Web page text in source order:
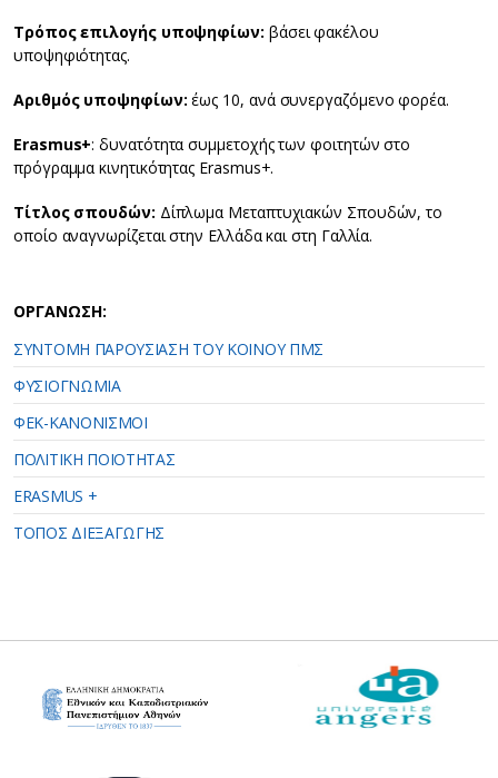
Τρόπος επιλογής υποψηφίων: βάσει φακέλου
υποψηφιότητας.
Αριθμός υποψηφίων: έως 10, ανά συνεργαζόμενο φορέα.
Εrasmus+: δυνατότητα συμμετοχής των φοιτητών στο
πρόγραμμα κινητικότητας Erasmus+.
Τίτλος σπουδών: Δίπλωμα Μεταπτυχιακών Σπουδών, το
οποίο αναγνωρίζεται στην Ελλάδα και στη Γαλλία.
ΟΡΓΑΝΩΣΗ:
ΣΥΝΤΟΜΗ ΠΑΡΟΥΣΙΑΣΗ ΤΟΥ ΚΟΙΝΟΥ ΠΜΣ
ΦΥΣΙΟΓΝΩΜΙΑ
ΦΕΚ-ΚΑΝΟΝΙΣΜΟΙ
ΠΟΛΙΤΙΚΗ ΠΟΙΟΤΗΤΑΣ
ERASMUS +
ΤΟΠΟΣ ΔΙΕΞΑΓΩΓΗΣ